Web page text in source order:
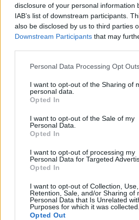
disclosure of your personal information
IAB’s list of downstream participants.
also be disclosed by us to third parties
Downstream Participants that may
Personal Data Processing Opt
I want to opt-out of the Sharing of
personal data.
Opted In
I want to opt-out of the Sale of my
Personal Data.
Opted In
I want to opt-out of processing my
Personal Data for Targeted
Opted In
I want to opt-out of Collection, Use,
Retention, Sale, and/or Sharing of
Personal Data that Is Unrelated
Purposes for which it was collected.
Opted Out
Vaizdai iš tragiškos avarijos Vilniaus
vaiko gyvybių išgelbėti nepavyko
Žinios | Lietuvos diena
32 laipsnių šilumos
Žinios | Orai
V. Zalužno pasisakymą laiko
Ukrainos politikoje: jis yra neteisus
Laidos Nauja diena
K. Prunskienės brolis prisiminė
prieš mirtį: „Tai buvo simbolinis